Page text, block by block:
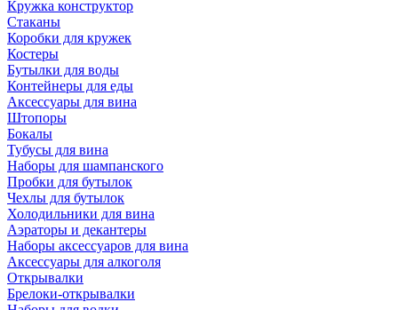
Кружка конструктор
Стаканы
Коробки для кружек
Костеры
Бутылки для воды
Контейнеры для еды
Аксессуары для вина
Штопоры
Бокалы
Тубусы для вина
Наборы для шампанского
Пробки для бутылок
Чехлы для бутылок
Холодильники для вина
Аэраторы и декантеры
Наборы аксессуаров для вина
Аксессуары для алкоголя
Открывалки
Брелоки-открывалки